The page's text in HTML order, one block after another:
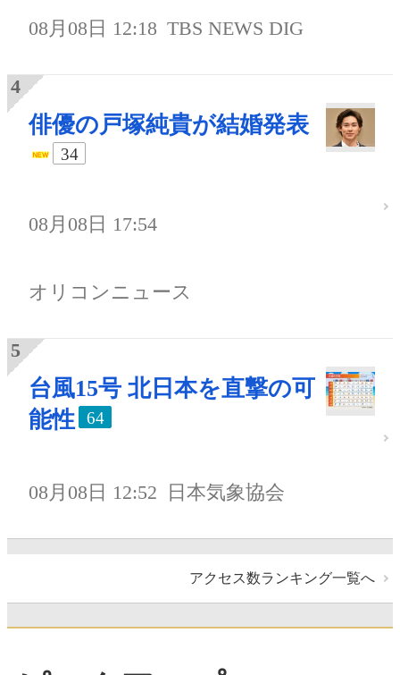
08月08日 12:18 TBS NEWS DIG
俳優の戸塚純貴が結婚発表
34
08月08日 17:54
オリコンニュース
台風15号 北日本を直撃の可
能性
64
08月08日 12:52 日本気象協会
アクセス数ランキング一覧へ